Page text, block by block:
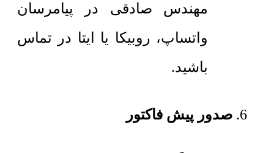
مهندس صادقی در پیامرسان
واتساپ، روبیکا یا ایتا در تماس
باشید.
صدور پیش فاکتور